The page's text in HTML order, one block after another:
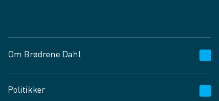
Om Brødrene Dahl
Vagttelefon 30 10 89 89
Politikker